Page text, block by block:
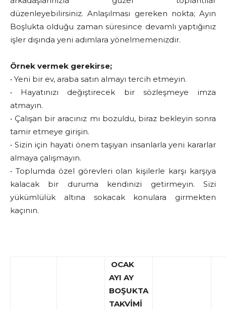
düzenleyebilirsiniz. Anlaşılması gereken nokta; Ayın
Boşlukta olduğu zaman süresince devamlı yaptığınız
işler dışında yeni adımlara yönelmemenizdir.
Örnek vermek gerekirse;
• Yeni bir ev, araba satın almayı tercih etmeyin.
• Hayatınızı değiştirecek bir sözleşmeye imza
atmayın.
• Çalışan bir aracınız mı bozuldu, biraz bekleyin sonra
tamir etmeye girişin.
• Sizin için hayati önem taşıyan insanlarla yeni kararlar
almaya çalışmayın.
• Toplumda özel görevleri olan kişilerle karşı karşıya
kalacak bir duruma kendinizi getirmeyin. Sizi
yükümlülük altına sokacak konulara girmekten
kaçının.
OCAK
AYI AY
BOŞUKTA
TAKVİMİ